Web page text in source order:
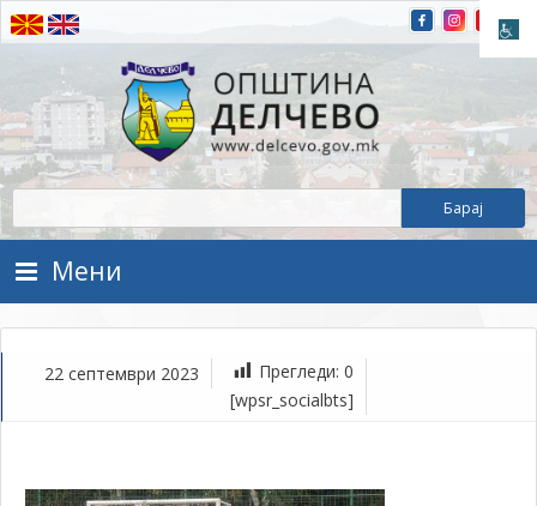
Прескокнете на содржината
Општина Делчево
Општина Делчево
Мени
22 септември 2023 Прегледи: 0
[wpsr_socialbts]